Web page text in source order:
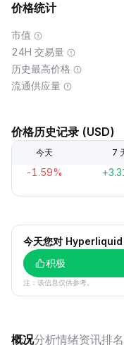
价格统计
市值
24H 交易量
历史最高价格
流通供应量
价格历史记录 (USD)
今天 7
-1.59%
今天您对 Hyperliquid
积极
注：该信息仅供参考。
概况分析情绪资讯排名